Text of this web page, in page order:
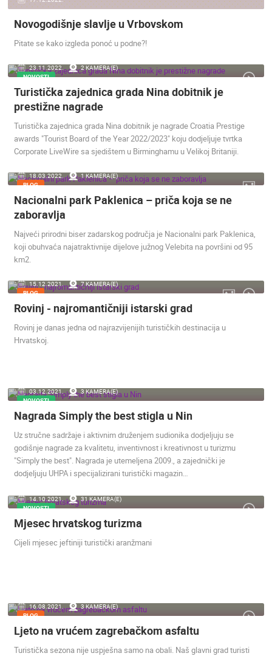
Novogodišnje slavlje u Vrbovskom
Pitate se kako izgleda ponoć u podne?!
23.11.2022.
2 KAMERA(E)
NOVOSTI
Turistička zajednica grada Nina dobitnik je
prestižne nagrade
Turistička zajednica grada Nina dobitnik je nagrade Croatia Prestige
awards "Tourist Board of the Year 2022/2023" koju dodjeljuje tvrtka
Corporate LiveWire sa sjedištem u Birminghamu u Velikoj Britaniji.
18.03.2022.
1 KAMERA(E)
BLOG
Nacionalni park Paklenica – priča koja se ne
zaboravlja
Najveći prirodni biser zadarskog područja je Nacionalni park Paklenica,
koji obuhvaća najatraktivnije dijelove južnog Velebita na površini od 95
km2.
15.12.2021.
7 KAMERA(E)
BLOG
Rovinj - najromantičniji istarski grad
Rovinj je danas jedna od najrazvijenijih turističkih destinacija u
Hrvatskoj.
03.12.2021.
3 KAMERA(E)
NOVOSTI
Nagrada Simply the best stigla u Nin
Uz stručne sadržaje i aktivnim druženjem sudionika dodjeljuju se
godišnje nagrade za kvalitetu, inventivnost i kreativnost u turizmu
"Simply the best". Nagrada je utemeljena 2009., a zajednički je
dodjeljuju UHPA i specijalizirani turistički magazin…
14.10.2021.
31 KAMERA(E)
NOVOSTI
Mjesec hrvatskog turizma
Cijeli mjesec jeftiniji turistički aranžmani
16.08.2021.
3 KAMERA(E)
BLOG
Ljeto na vrućem zagrebačkom asfaltu
Turistička sezona nije uspješna samo na obali. Naš glavni grad turisti